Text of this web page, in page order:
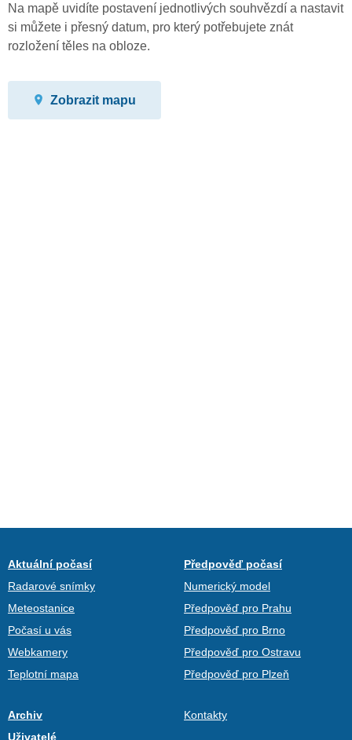
Na mapě uvidíte postavení jednotlivých souhvězdí a nastavit
si můžete i přesný datum, pro který potřebujete znát
rozložení těles na obloze.
Zobrazit mapu
Aktuální počasí
Radarové snímky
Meteostanice
Počasí u vás
Webkamery
Teplotní mapa
Předpověď počasí
Numerický model
Předpověď pro Prahu
Předpověď pro Brno
Předpověď pro Ostravu
Předpověď pro Plzeň
Archiv
Uživatelé
Kontakty